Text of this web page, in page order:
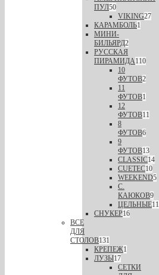
ПУЛ50
VIKING27
КАРАМБОЛЬ1
МИНИ-
БИЛЬЯРД2
РУССКАЯ
ПИРАМИДА110
10
ФУТОВ2
11
ФУТОВ1
12
ФУТОВ11
8
ФУТОВ6
9
ФУТОВ13
CLASSIC14
CUETEC10
WEEKEND5
С.
КАЮКОВ9
ЦЕЛЬНЫЕ11
СНУКЕР16
ВСЕ
ДЛЯ
СТОЛОВ131
КРЕПЕЖ1
ЛУЗЫ17
СЕТКИ